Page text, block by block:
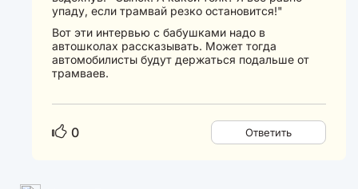
упаду, если трамвай резко остановится!"
Вот эти интервью с бабушками надо в
автошколах рассказывать. Может тогда
автомобилисты будут держаться подальше от
трамваев.
0 Ответить